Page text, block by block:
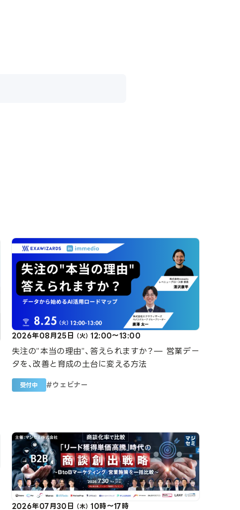
2026年08月25日 （火） 12:00～13:00
失注の”本当の理由”、答えられますか？— 営業デー
タを、改善と育成の土台に変える方法
受付中 # ウェビナー
2026年07月30日 （木） 10時～17時